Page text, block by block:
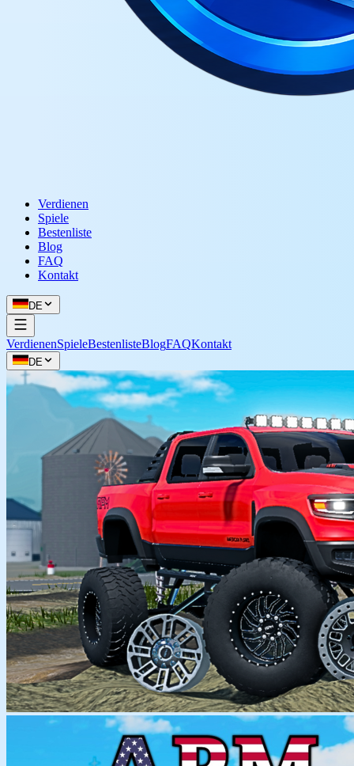
Verdienen
Spiele
Bestenliste
Blog
FAQ
Kontakt
DE
VerdienenSpieleBestenlisteBlogFAQKontakt
DE